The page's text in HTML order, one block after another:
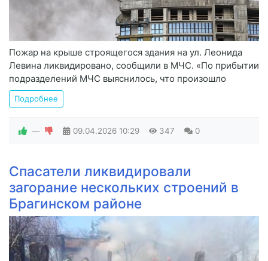
Пожар на крыше строящегося здания на ул. Леонида
Левина ликвидировано, сообщили в МЧС. «По прибытии
подразделений МЧС выяснилось, что произошло
Подробнее
— 09.04.2026 10:29 347 0
Спасатели ликвидировали
загорание нескольких строений в
Брагинском районе